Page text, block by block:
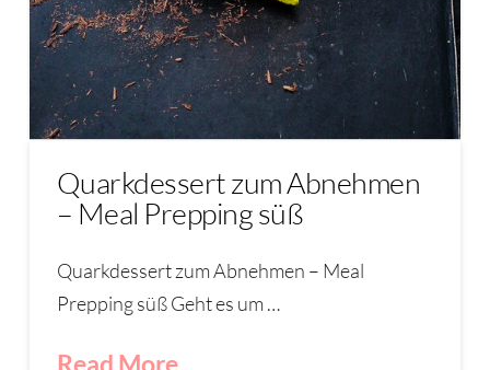
Quarkdessert zum Abnehmen
– Meal Prepping süß
Quarkdessert zum Abnehmen – Meal
Prepping süß Geht es um …
Read More